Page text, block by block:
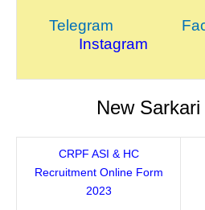
Telegram
Instagram
New
CRPF ASI & HC
Recruitment Online Form
2023